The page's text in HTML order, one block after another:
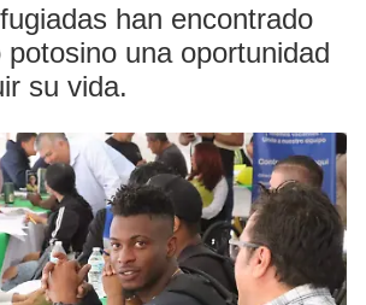
han encontrado
una oportunidad
su vida.